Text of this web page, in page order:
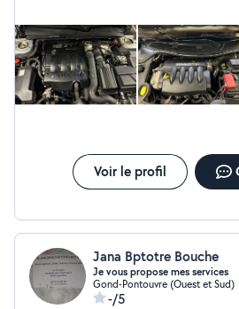
n'hésiter pas à me demander. Possibilité de location de
matériel professionnel ( karcher,
Voir le profil
Jana Bptotre Bouche
Je vous propose mes services
Gond-Pontouvre (Ouest et Sud)
-/5